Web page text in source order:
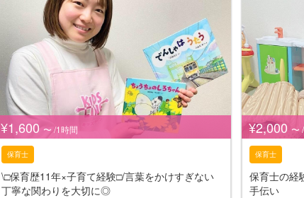
¥1,600 〜 /1時間
保育士
\□︎保育歴11年×子育て経験□︎/言葉をかけすぎない
丁寧な関わりを大切に◎
¥2,000 〜
保育士
保育士の経
手伝い